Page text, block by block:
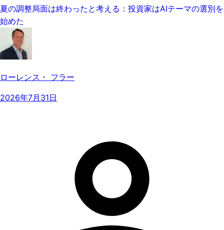
夏の調整局面は終わったと考える：投資家はAIテーマの選別を
始めた
ローレンス・ フラー
2026年7月31日